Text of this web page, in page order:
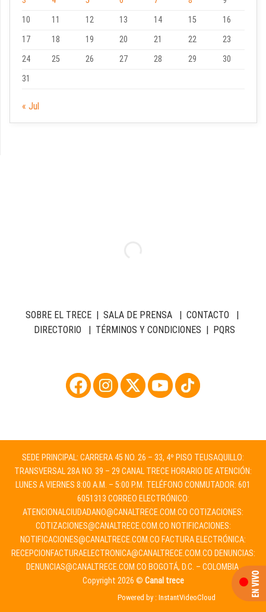
10
11 12 13 14 15
16
17
18 19 20 21 22
23
24
25 26 27 28 29
30
31
« Jul
SOBRE EL TRECE| SALA DE PRENSA| CONTACTO |
DIRECTORIO | TÉRMINOS Y CONDICIONES | PQRS
SEDE PRINCIPAL: CARRERA 45 NO. 26 – 33, 4º PISO TEUSAQUILLO:
TRANSVERSAL 28A NO. 39 – 29 CANAL TRECE HORARIO DE ATENCIÓN:
LUNES A VIERNES 8:00 A.M. – 5:00 P.M. TELÉFONO CONMUTADOR: 601
6051313 CORREO ELECTRÓNICO:
ATENCIONALCIUDADANO@CANALTRECE.COM.CO COTIZACIONES:
COTIZACIONES@CANALTRECE.COM.CO NOTIFICACIONES:
NOTIFICACIONES@CANALTRECE.COM.CO FACTURA ELECTRÓNICA:
RECEPCIONFACTURAELECTRONICA@CANALTRECE.COM.CO DENUNCIAS:
DENUNCIAS@CANALTRECE.COM.CO BOGOTÁ, D.C. – COLOMBIA.
Copyright 2026 © Canal trece
Powered by : InstantVideoCloud